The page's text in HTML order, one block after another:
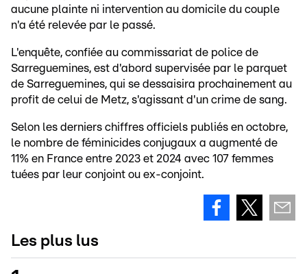
aucune plainte ni intervention au domicile du couple
n'a été relevée par le passé.
L'enquête, confiée au commissariat de police de
Sarreguemines, est d'abord supervisée par le parquet
de Sarreguemines, qui se dessaisira prochainement au
profit de celui de Metz, s'agissant d'un crime de sang.
Selon les derniers chiffres officiels publiés en octobre,
le nombre de féminicides conjugaux a augmenté de
11% en France entre 2023 et 2024 avec 107 femmes
tuées par leur conjoint ou ex-conjoint.
Les plus lus